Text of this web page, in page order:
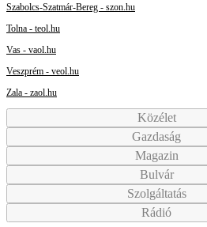
Szabolcs-Szatmár-Bereg - szon.hu
Tolna - teol.hu
Vas - vaol.hu
Veszprém - veol.hu
Zala - zaol.hu
Közélet
Gazdaság
Magazin
Bulvár
Szolgáltatás
Rádió